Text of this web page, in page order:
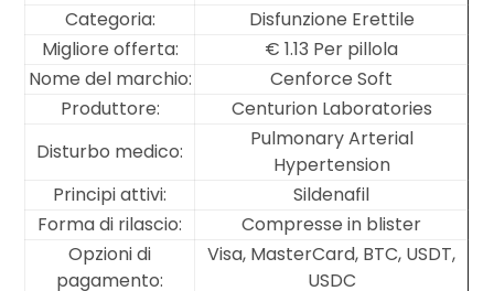
Categoria:
Disfunzione Erettile
Migliore offerta:
€ 1.13 Per pillola
Nome del marchio:
Cenforce Soft
Produttore:
Centurion Laboratories
Disturbo medico:
Pulmonary Arterial
Hypertension
Principi attivi:
Sildenafil
Forma di rilascio:
Compresse in blister
Opzioni di
pagamento:
Visa, MasterCard, BTC, USDT,
USDC